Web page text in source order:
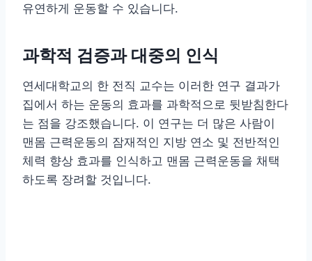
유연하게 운동할 수 있습니다.
과학적 검증과 대중의 인식
연세대학교의 한 전직 교수는 이러한 연구 결과가
집에서 하는 운동의 효과를 과학적으로 뒷받침한다
는 점을 강조했습니다. 이 연구는 더 많은 사람이
맨몸 근력운동의 잠재적인 지방 연소 및 전반적인
체력 향상 효과를 인식하고 맨몸 근력운동을 채택
하도록 장려할 것입니다.